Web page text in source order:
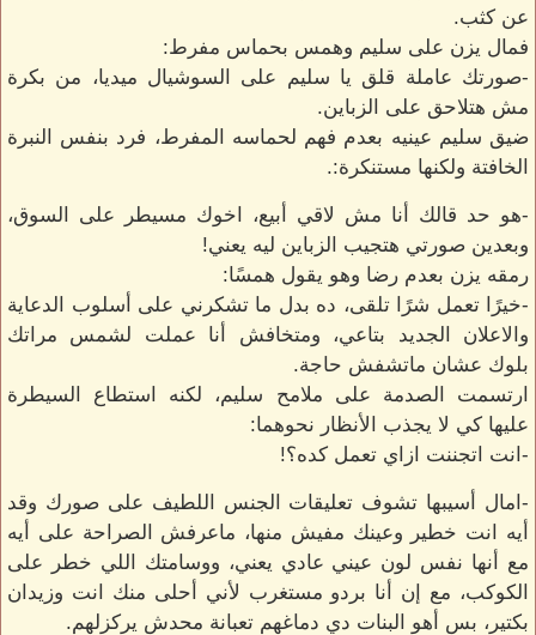
عن كثب.
فمال يزن على سليم وهمس بحماس مفرط:
-صورتك عاملة قلق يا سليم على السوشيال ميديا، من بكرة
مش هتلاحق على الزباين.
ضيق سليم عينيه بعدم فهم لحماسه المفرط، فرد بنفس النبرة
الخافتة ولكنها مستنكرة:.
-هو حد قالك أنا مش لاقي أبيع، اخوك مسيطر على السوق،
وبعدين صورتي هتجيب الزباين ليه يعني!
رمقه يزن بعدم رضا وهو يقول همسًا:
-خيرًا تعمل شرًا تلقى، ده بدل ما تشكرني على أسلوب الدعاية
والاعلان الجديد بتاعي، ومتخافش أنا عملت لشمس مراتك
بلوك عشان ماتشفش حاجة.
ارتسمت الصدمة على ملامح سليم، لكنه استطاع السيطرة
عليها كي لا يجذب الأنظار نحوهما:
-انت اتجننت ازاي تعمل كده؟!
-امال أسيبها تشوف تعليقات الجنس اللطيف على صورك وقد
أيه انت خطير وعينك مفيش منها، ماعرفش الصراحة على أيه
مع أنها نفس لون عيني عادي يعني، ووسامتك اللي خطر على
الكوكب، مع إن أنا بردو مستغرب لأني أحلى منك انت وزيدان
بكتير، بس أهو البنات دي دماغهم تعبانة محدش يركزلهم.